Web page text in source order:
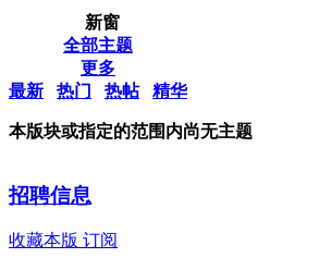
新窗
全部主题
更多
最新
热门 热帖 精华
本版块或指定的范围内尚无主题
招聘信息
收藏本版 订阅